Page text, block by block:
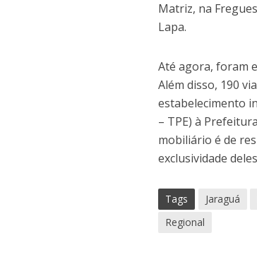
Matriz, na
Lapa.
Até agora, foram
Além disso, 190
estabelecimento
– TPE) à
mobiliário é de
exclusividade deles
Tags Jaraguá
Regional